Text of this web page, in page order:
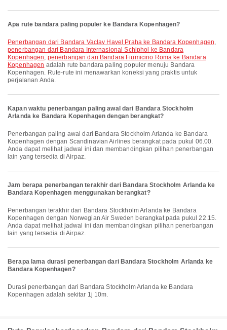
Apa rute bandara paling populer ke Bandara Kopenhagen?
penerbangan dari Bandara Vaclav Havel Praha ke Bandara Kopenhagen,
penerbangan dari Bandara Internasional Schiphol ke Bandara
Kopenhagen, penerbangan dari Bandara Fiumicino Roma ke Bandara
Kopenhagen adalah rute bandara paling populer menuju Bandara
Kopenhagen. Rute-rute ini menawarkan koneksi yang praktis untuk
perjalanan Anda.
Kapan waktu penerbangan paling awal dari Bandara Stockholm
Arlanda ke Bandara Kopenhagen dengan berangkat?
Penerbangan paling awal dari Bandara Stockholm Arlanda ke Bandara
Kopenhagen dengan Scandinavian Airlines berangkat pada pukul 06.00.
Anda dapat melihat jadwal ini dan membandingkan pilihan penerbangan
lain yang tersedia di Airpaz.
Jam berapa penerbangan terakhir dari Bandara Stockholm Arlanda ke
Bandara Kopenhagen menggunakan berangkat?
Penerbangan terakhir dari Bandara Stockholm Arlanda ke Bandara
Kopenhagen dengan Norwegian Air Sweden berangkat pada pukul 22.15.
Anda dapat melihat jadwal ini dan membandingkan pilihan penerbangan
lain yang tersedia di Airpaz.
Berapa lama durasi penerbangan dari Bandara Stockholm Arlanda ke
Bandara Kopenhagen?
Durasi penerbangan dari Bandara Stockholm Arlanda ke Bandara
Kopenhagen adalah sekitar 1j 10m.